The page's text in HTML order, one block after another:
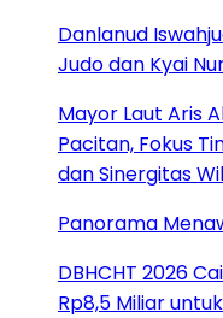
Danlanud
Judo dan Kyai
Mayor Laut Aris
Pacitan, Fokus
dan Sinergitas
Panorama
DBHCHT 2026
Rp8,5 Miliar